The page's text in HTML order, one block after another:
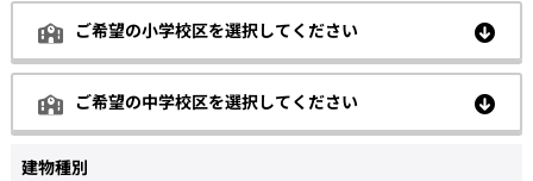
ご希望の小学校区を選択してください
ご希望の中学校区を選択してください
建物種別